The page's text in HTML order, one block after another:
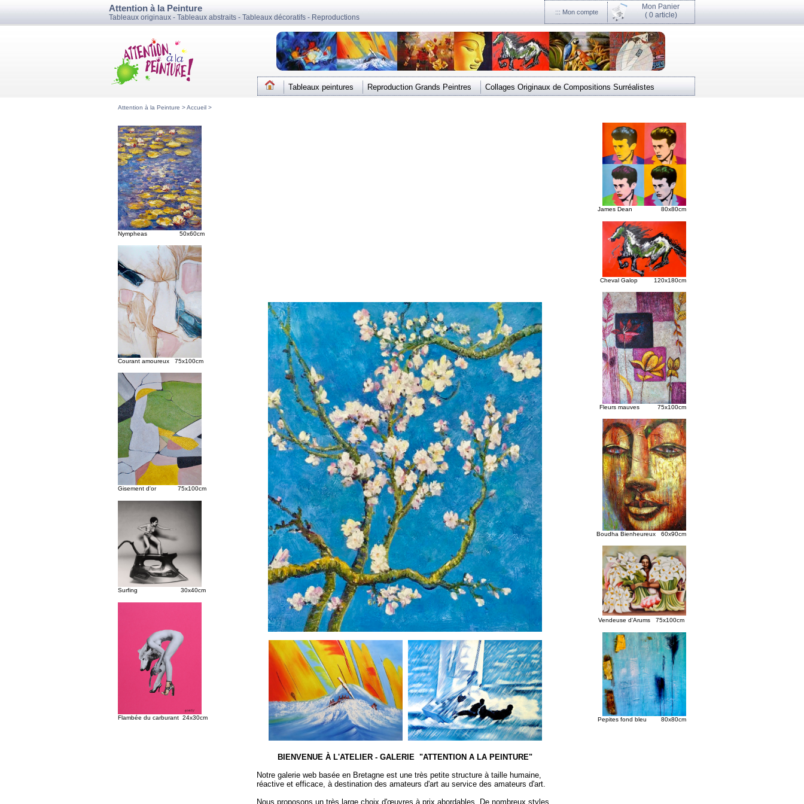
Attention à la Peinture
Tableaux originaux - Tableaux abstraits - Tableaux décoratifs - Reproductions
::: Mon compte
Mon Panier
( 0 article)
Tableaux peintures Reproduction Grands Peintres Collages Originaux de Compositions Surréalistes
Attention à la Peinture >Accueil >
Nympheas 50x60cm
Courant amoureux 75x100cm
Gisement d'or 75x100cm
Surfing 30x40cm
Flambée du carburant 24x30cm
BIENVENUE À L'ATELIER - GALERIE "ATTENTION A LA PEINTURE"
Notre galerie web basée en Bretagne est une très petite structure à taille humaine,
réactive et efficace, à destination des amateurs d'art au service des amateurs d'art.
Nous proposons un très large choix d'œuvres à prix abordables. De nombreux styles
James Dean 80x80cm
Cheval Galop 120x180cm
Fleurs mauves 75x100cm
Boudha Bienheureux 60x90cm
Vendeuse d'Arums 75x100cm
Pepites fond bleu 80x80cm